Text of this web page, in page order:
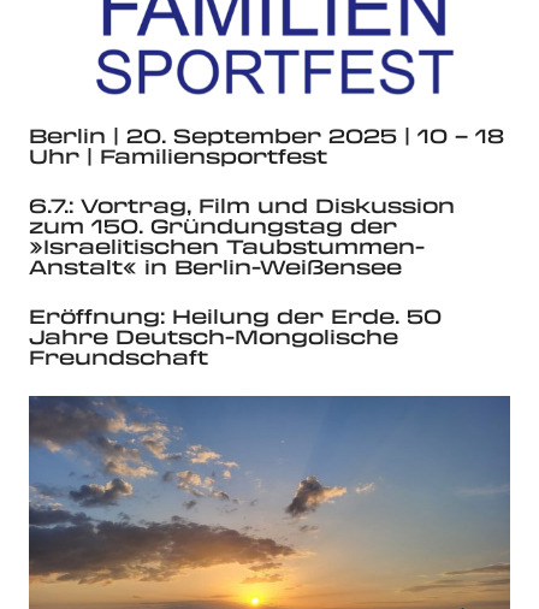
Berlin | 20. September 2025 | 10 – 18
Uhr | Familiensportfest
6.7.: Vortrag, Film und Diskussion
zum 150. Gründungstag der
»Israelitischen Taubstummen-
Anstalt« in Berlin-Weißensee
Eröffnung: Heilung der Erde. 50
Jahre Deutsch-Mongolische
Freundschaft